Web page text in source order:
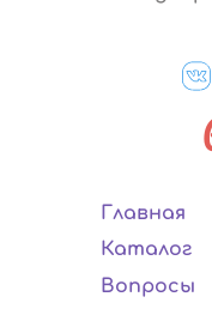
Главная
Каталог
Вопросы